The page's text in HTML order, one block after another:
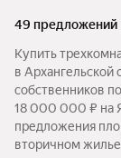
49 предложений
Купить
в Архангельской
собственников
18 000 000 ₽ на
предложения
вторичном